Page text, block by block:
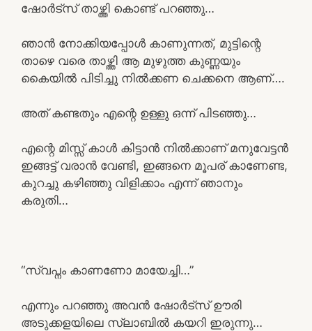
ഷോർട്സ് താഴ്ത്തി കൊണ്ട് പറഞ്ഞു…
ഞാൻ നോക്കിയപ്പോൾ കാണുന്നത്, മുട്ടിന്റെ
താഴെ വരെ താഴ്ത്തി ആ മുഴുത്ത കുണ്ണയും
കൈയിൽ പിടിച്ചു നിൽക്കണ ചെക്കനെ ആണ്….
അത് കണ്ടതും എന്റെ ഉള്ളു ഒന്ന് പിടഞ്ഞു…
എന്റെ മിസ്സ്‌ കാൾ കിട്ടാൻ നിൽക്കാണ് മനുവേട്ടൻ
ഇങ്ങട്ട് വരാൻ വേണ്ടി, ഇങ്ങനെ മൂപര് കാണേണ്ട,
കുറച്ചു കഴിഞ്ഞു വിളിക്കാം എന്ന് ഞാനും
കരുതി…
“സ്വപ്നം കാണണോ മായേച്ചി…”
എന്നും പറഞ്ഞു അവൻ ഷോർട്സ് ഊരി
അടുക്കളയിലെ സ്ലാബിൽ കയറി ഇരുന്നു…